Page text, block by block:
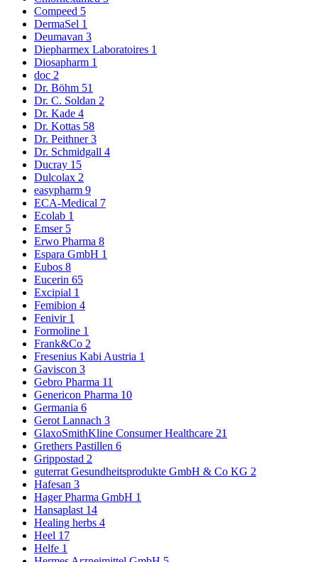
Compeed 5
DermaSel 1
Deumavan 3
Diepharmex Laboratoires 1
Diosapharm 1
doc 2
Dr. Böhm 51
Dr. C. Soldan 2
Dr. Kade 4
Dr. Kottas 58
Dr. Peithner3
Dr. Schmidgall 4
Ducray 15
Dulcolax 2
easypharm 9
ECA-Medical 7
Ecolab 1
Emser 5
Erwo Pharma 8
Espara GmbH 1
Eubos 8
Eucerin 65
Excipial 1
Femibion 4
Fenivir 1
Formoline 1
Frank&Co 2
Fresenius Kabi Austria 1
Gaviscon 3
Gebro Pharma 11
Genericon Pharma 10
Germania 6
Gerot Lannach 3
GlaxoSmithKline Consumer Healthcare 21
Grethers Pastillen 6
Grippostad 2
guterrat Gesundheitsprodukte GmbH & Co KG 2
Hafesan 3
Hager Pharma GmbH 1
Hansaplast 14
Healing herbs 4
Heel 17
Helfe 1